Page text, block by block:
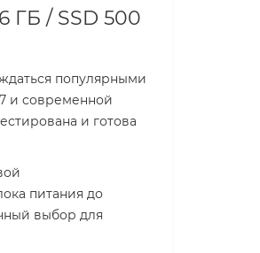
ГБ / SSD 500
популярными
и современной
и готова
питания до
выбор для